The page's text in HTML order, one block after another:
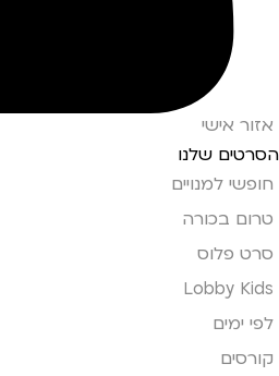
אזור אישי
הסרטים שלנו
חופשי למנויים
טרום בכורה
סרט פלוס
Lobby Kids
לפי ימים
קורסים